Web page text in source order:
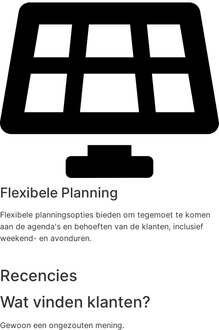
Flexibele Planning
Flexibele planningsopties bieden om tegemoet te komen
aan de agenda's en behoeften van de klanten, inclusief
weekend- en avonduren.
Recencies
Wat vinden klanten?
Gewoon een ongezouten mening.